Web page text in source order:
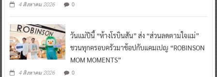
4 สิงหาคม 2026 0
วันแม่ปีนี้ “ห้างโรบินสัน” ส่ง “ส่วนลดตามใจแม่”
ชวนทุกครอบครัวมาช้อปกับแคมเปญ “ROBINSON
MOM MOMENTS”
4 สิงหาคม 2026 0